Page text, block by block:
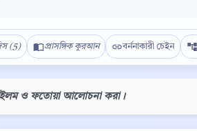
(5) প্রাসঙ্গিক কুরআন বর্ননাকারী চেইন
ও ফতোয়া আলোচনা করা।